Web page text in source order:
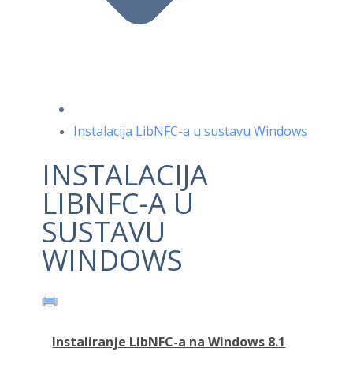
Instalacija LibNFC-a u sustavu Windows
INSTALACIJA
LIBNFC-A U
SUSTAVU
WINDOWS
Instaliranje LibNFC-a na Windows 8.1